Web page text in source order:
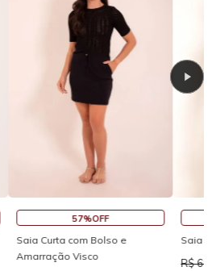
30%OFF
Macaquinho Fitness New Ikat
Com Abertura Traseira